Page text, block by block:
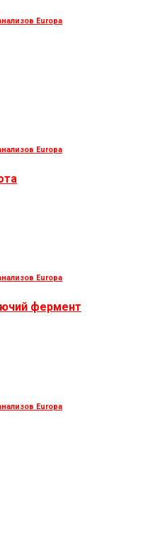
Europa
Europa
Europa
фермент
Europa